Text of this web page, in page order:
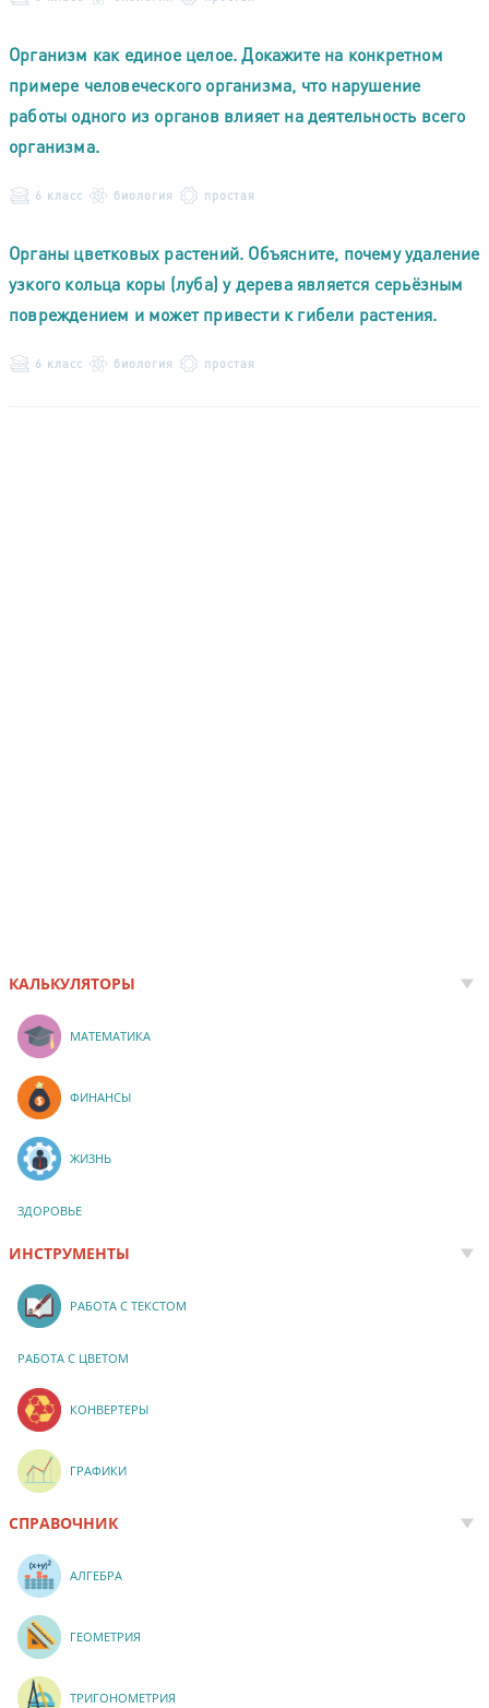
Организм как единое целое. Докажите на конкретном
примере человеческого организма, что нарушение
работы одного из органов влияет на деятельность всего
организма.
6 класс биология простая
Органы цветковых растений. Объясните, почему удаление
узкого кольца коры (луба) у дерева является серьёзным
повреждением и может привести к гибели растения.
6 класс биология простая
КАЛЬКУЛЯТОРЫ
МАТЕМАТИКА
ФИНАНСЫ
ЖИЗНЬ
ЗДОРОВЬЕ
ИНСТРУМЕНТЫ
РАБОТА С ТЕКСТОМ
РАБОТА С ЦВЕТОМ
КОНВЕРТЕРЫ
ГРАФИКИ
СПРАВОЧНИК
АЛГЕБРА
ГЕОМЕТРИЯ
ТРИГОНОМЕТРИЯ